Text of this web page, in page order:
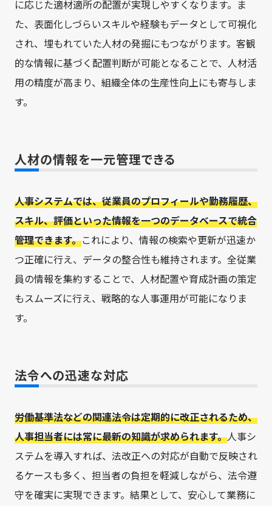
に応じた適材適所の配置が実現しやすくなります。ま
た、表面化しづらいスキルや経験もデータとして可視化
され、埋もれていた人材の発掘にもつながります。客観
的な情報に基づく配置判断が可能となることで、人材活
用の精度が高まり、組織全体の生産性向上にも寄与しま
す。
人材の情報を一元管理できる
人事システムでは、従業員のプロフィールや勤務履歴、
スキル、評価といった情報を一つのデータベースで統合
管理できます。これにより、情報の検索や更新が迅速か
つ正確に行え、データの整合性も維持されます。全従業
員の情報を集約することで、人材配置や育成計画の策定
もスムーズに行え、戦略的な人事運用が可能になりま
す。
法令への迅速な対応
労働基準法などの関連法令は定期的に改正されるため、
人事担当者には常に最新の知識が求められます。人事シ
ステムを導入すれば、法改正への対応が自動で反映され
るケースも多く、担当者の負担を軽減しながら、法令遵
守を確実に実現できます。結果として、安心して業務に